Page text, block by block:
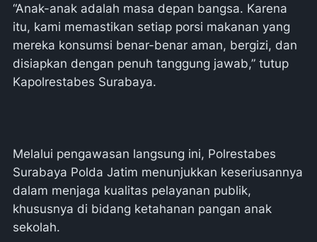
“Anak-anak adalah masa depan bangsa. Karena
itu, kami memastikan setiap porsi makanan yang
mereka konsumsi benar-benar aman, bergizi, dan
disiapkan dengan penuh tanggung jawab,” tutup
Kapolrestabes Surabaya.
Melalui pengawasan langsung ini, Polrestabes
Surabaya Polda Jatim menunjukkan keseriusannya
dalam menjaga kualitas pelayanan publik,
khususnya di bidang ketahanan pangan anak
sekolah.